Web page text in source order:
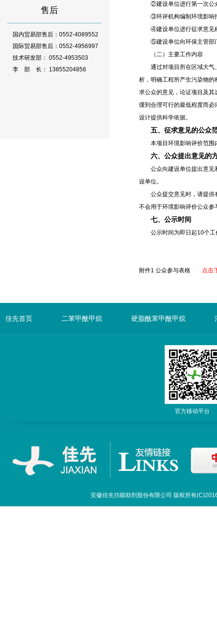
售后
国内贸易部售后：0552-4089552
国际贸易部售后：0552-4956997
技术研发部： 0552-4953503
李 部 长： 13855204856
②建设单位进行第一次公
③环评机构编制环境影响
④建设单位进行征求意见
⑤建设单位向环保主管部
（二）主要工作内容
通过对项目所在区域大气、
析，明确工程所产生污染物
求公众的意见，论证项目及
缓到合理可行的最低程度而
设计提供科学依据。
五、征求意见的公众
本项目环境影响评价范围内
六、公众提出意见的
公众向建设单位提出意见和
设单位。
公众提交意见时，请提供有
不会用于环境影响评价公众参
七、公示时间
公示时间为即日起10个工
附件1 公众参与表格 点击
佳先首页 二苯甲酰甲烷 硬脂酰苯甲酰甲烷
先
官方移动
安徽佳先功能助剂股份有限公司 版权所有